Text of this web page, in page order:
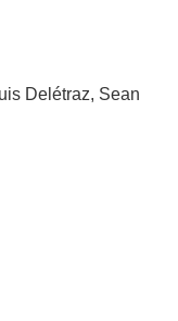
Delétraz, Sean